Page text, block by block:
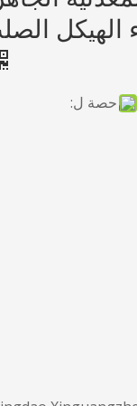
الهيكل
حصة ل: